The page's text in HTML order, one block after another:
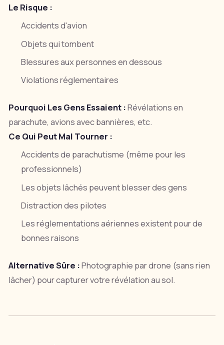
Le Risque :
Accidents d'avion
Objets qui tombent
Blessures aux personnes en dessous
Violations réglementaires
Pourquoi Les Gens Essaient :Révélations en
parachute, avions avec bannières, etc.
Ce Qui Peut Mal Tourner :
Accidents de parachutisme (même pour les
professionnels)
Les objets lâchés peuvent blesser des gens
Distraction des pilotes
Les réglementations aériennes existent pour de
bonnes raisons
Alternative Sûre :Photographie par drone (sans rien
lâcher) pour capturer votre révélation au sol.